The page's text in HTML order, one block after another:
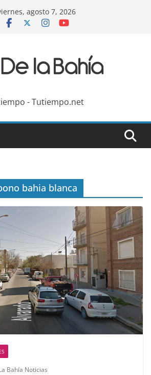
agosto 7, 2026
- Tutiempo.net
bahia blanca
Bahía Noticias